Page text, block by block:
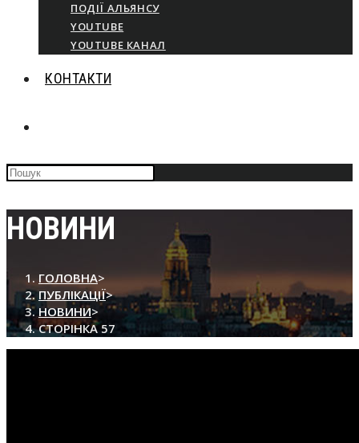
ПОДІЇ АЛЬЯНСУ
YOUTUBE
YOUTUBE КАНАЛ
КОНТАКТИ
НА
САЙТІ
Press
Escape
close
search
panel.
НОВИНИ
ГОЛОВНА>
ПУБЛІКАЦІЇ>
НОВИНИ>
СТОРІНКА 57